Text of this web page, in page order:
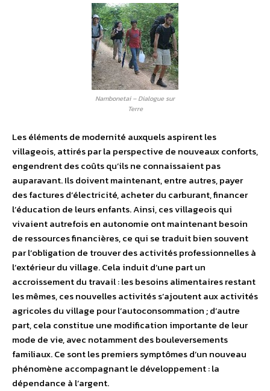
Nambonetai – Dialogue sur
Terre
Les éléments de modernité auxquels aspirent les
villageois, attirés par la perspective de nouveaux conforts,
engendrent des coûts qu’ils ne connaissaient pas
auparavant. Ils doivent maintenant, entre autres, payer
des factures d’électricité, acheter du carburant, financer
l’éducation de leurs enfants. Ainsi, ces villageois qui
vivaient autrefois en autonomie ont maintenant besoin
de ressources financières, ce qui se traduit bien souvent
par l’obligation de trouver des activités professionnelles à
l’extérieur du village. Cela induit d’une part un
accroissement du travail : les besoins alimentaires restant
les mêmes, ces nouvelles activités s’ajoutent aux activités
agricoles du village pour l’autoconsommation ; d’autre
part, cela constitue une modification importante de leur
mode de vie, avec notamment des bouleversements
familiaux. Ce sont les premiers symptômes d’un nouveau
phénomène accompagnant le développement : la
dépendance à l’argent.